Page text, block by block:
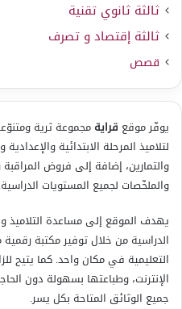
ثالثة ثانوي تقنية
ثالثة إقتصاد و تصرف
قصص
يوفّر موقع قرايةمجموعة ثرية
لتلاميذ المرحلة الابتدائية
والتمارين، إضافة إلى فروض
والملخّصات لجميع المستويات الدراسية.
يهدف الموقع إلى مساعدة التلاميذ
الدراسية من خلال توفير مكتبة
التعليمية في مكان واحد. كما يتيح
الإنترنت، وطباعتها بسهولة دون
جميع الوثائق المتاحة بكل يسر.